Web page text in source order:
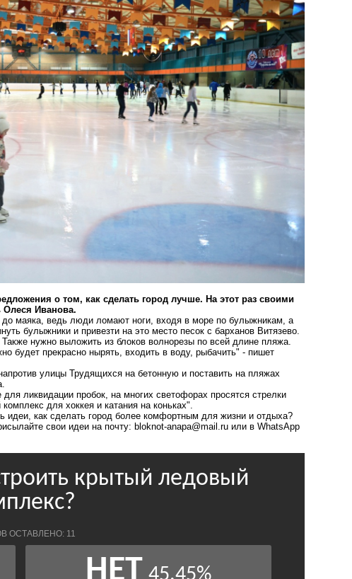
о том, как сделать город лучше. На этот раз своими
Олеся Иванова.
маяка, ведь люди ломают ноги, входя в море по булыжникам, а
булыжники и привезти на это место песок с барханов Витязево.
нужно выложить из блоков волнорезы по всей длине пляжа.
будет прекрасно нырять, входить в воду, рыбачить" - пишет
улицы Трудящихся на бетонную и поставить на пляжах
ликвидации пробок, на многих светофорах просятся стрелки
комплекс для хоккея и катания на коньках".
идеи, как сделать город более комфортным для жизни и отдыха?
свои идеи на почту: bloknot-anapa@mail.ru или в WhatsApp